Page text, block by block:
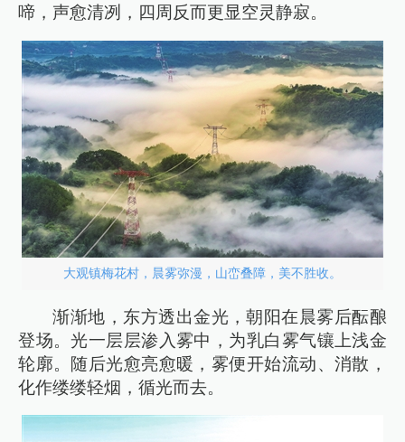
啼，声愈清冽，四周反而更显空灵静寂。
大观镇梅花村，晨雾弥漫，山峦叠障，美不胜收。
渐渐地，东方透出金光，朝阳在晨雾后酝酿
登场。光一层层渗入雾中，为乳白雾气镶上浅金
轮廓。随后光愈亮愈暖，雾便开始流动、消散，
化作缕缕轻烟，循光而去。